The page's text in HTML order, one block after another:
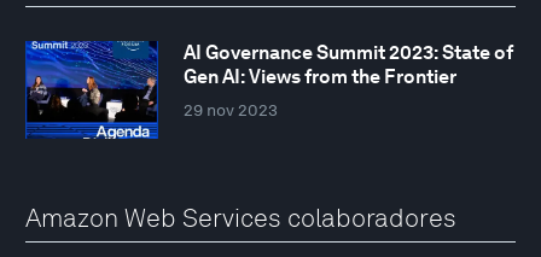
AI Governance Summit 2023: State of
Gen AI: Views from the Frontier
29 nov 2023
Amazon Web Services colaboradores